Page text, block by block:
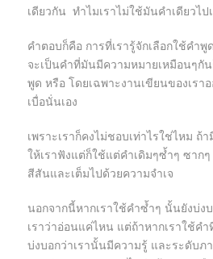
เดียวกัน ทำไมเราไม่ใช้มันคำเดียวไป
คำตอบก็คือ การที่เรารู้จักเลือกใช้คำ
จะเป็นคำที่มันมีความหมายเหมือนๆกั
พูด หรือ โดยเฉพาะงานเขียนของเรา
เบื่อนั่นเอง
เพราะเราก็คงไม่ชอบเท่าไรใช่ไหม ถ้
ให้เราฟังแต่ก็ใช้แต่คำเดิมๆซ้ำๆ ซาก
สีสันและเต็มไปด้วยความจำเจ
นอกจากนี้หากเราใช้คำซ้ำๆ นั้นยังบ่ง
เราว่าอ่อนแค่ไหน แต่ถ้าหากเราใช้ค
บ่งบอกว่าเรานั้นมีความรู้ และระดับภ